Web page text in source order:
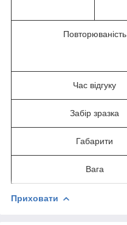
Повторюваність
Час відгуку
Забір зразка
Габарити
Вага
Приховати